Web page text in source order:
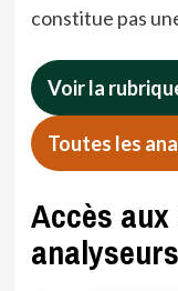
constitue pas
Voir la
Toutes les
Accès